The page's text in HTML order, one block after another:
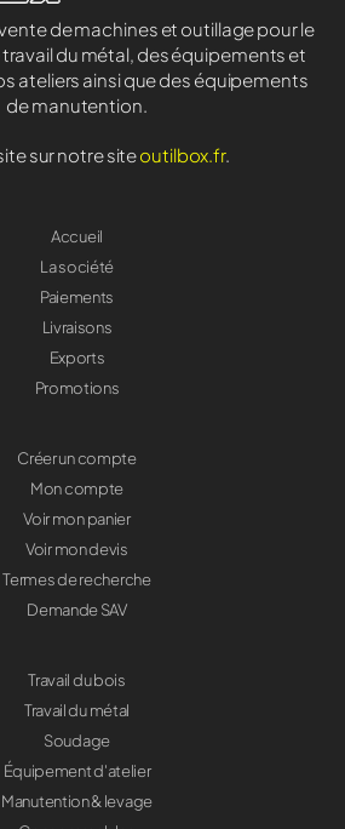
de machines et outillage pour le
du métal, des équipements et
ateliers ainsi que des équipements
de manutention.
sur notre siteoutilbox.fr.
Accueil
La société
Paiements
Livraisons
Exports
Promotions
Créer un compte
Mon compte
Voir mon panier
Voir mon devis
Termes de recherche
Demande SAV
Travail du bois
Travail du métal
Soudage
Équipement d'atelier
Manutention & levage